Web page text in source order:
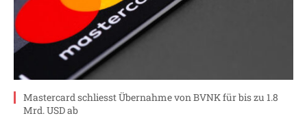
Mastercard schliesst Übernahme von BVNK für bis zu 1.8
Mrd. USD ab